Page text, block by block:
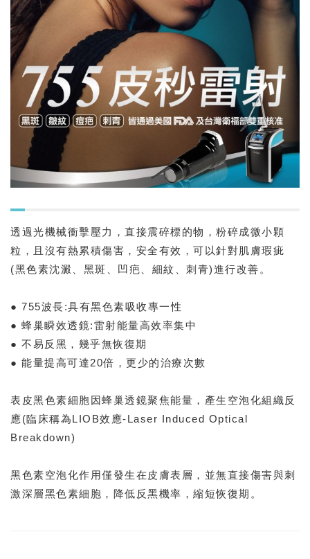
透過光機械衝擊壓力，直接震碎標的物，粉碎成微小顆
粒，且沒有熱累積傷害，安全有效，可以針對肌膚瑕疵
(黑色素沈澱、黑斑、凹疤、細紋、刺青)進行改善。
● 755波長:具有黑色素吸收專一性
● 蜂巢瞬效透鏡:雷射能量高效率集中
● 不易反黑，幾乎無恢復期
● 能量提高可達20倍，更少的治療次數
表皮黑色素細胞因蜂巢透鏡聚焦能量，產生空泡化組織反
應(臨床稱為LIOB效應-Laser Induced Optical
Breakdown)
黑色素空泡化作用僅發生在皮膚表層，並無直接傷害與刺
激深層黑色素細胞，降低反黑機率，縮短恢復期。